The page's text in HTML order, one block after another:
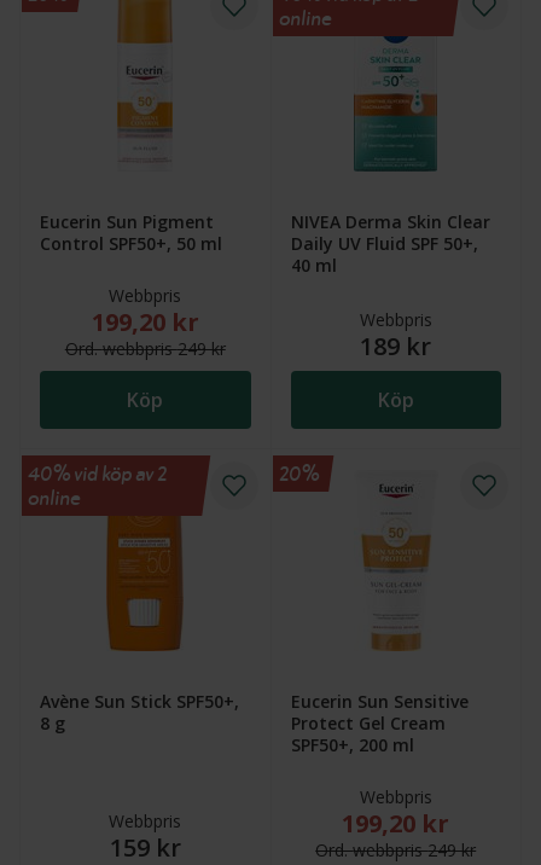
Eucerin Sun Pigment
Control SPF50+, 50 ml
Webbpris
Nytt reducerat pris: 199,20 kr. Ordinarie webbpris
199,20 kr
Ord.webbpris249 kr
Köp
NIVEA Derma Skin Clear
Daily UV Fluid SPF 50+,
40 ml
Webbpris
189 kr
Köp
online
Avène Sun Stick SPF50+,
8 g
Webbpris
159 kr
40% vid köp av 2
online
Eucerin Sun Sensitive
Protect Gel Cream
SPF50+, 200 ml
Webbpris
Nytt reducerat
199,20 kr
Ord.webbpris249 kr
20%